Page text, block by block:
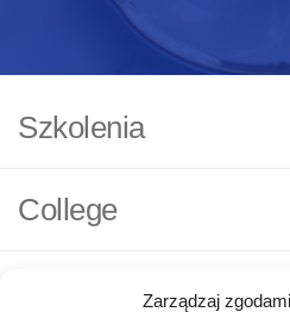
Zarządzaj
Szkolenia
College